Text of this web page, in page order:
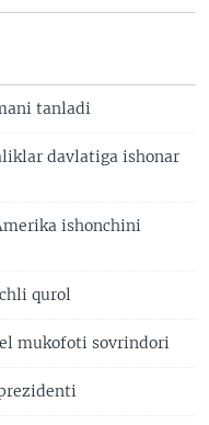
tanladi
davlatiga ishonar
ishonchini
qurol
mukofoti sovrindori